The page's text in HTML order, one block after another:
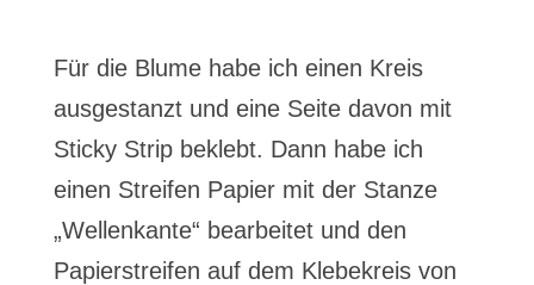
Für die Blume habe ich einen Kreis
ausgestanzt und eine Seite davon mit
Sticky Strip beklebt. Dann habe ich
einen Streifen Papier mit der Stanze
„Wellenkante“ bearbeitet und den
Papierstreifen auf dem Klebekreis von